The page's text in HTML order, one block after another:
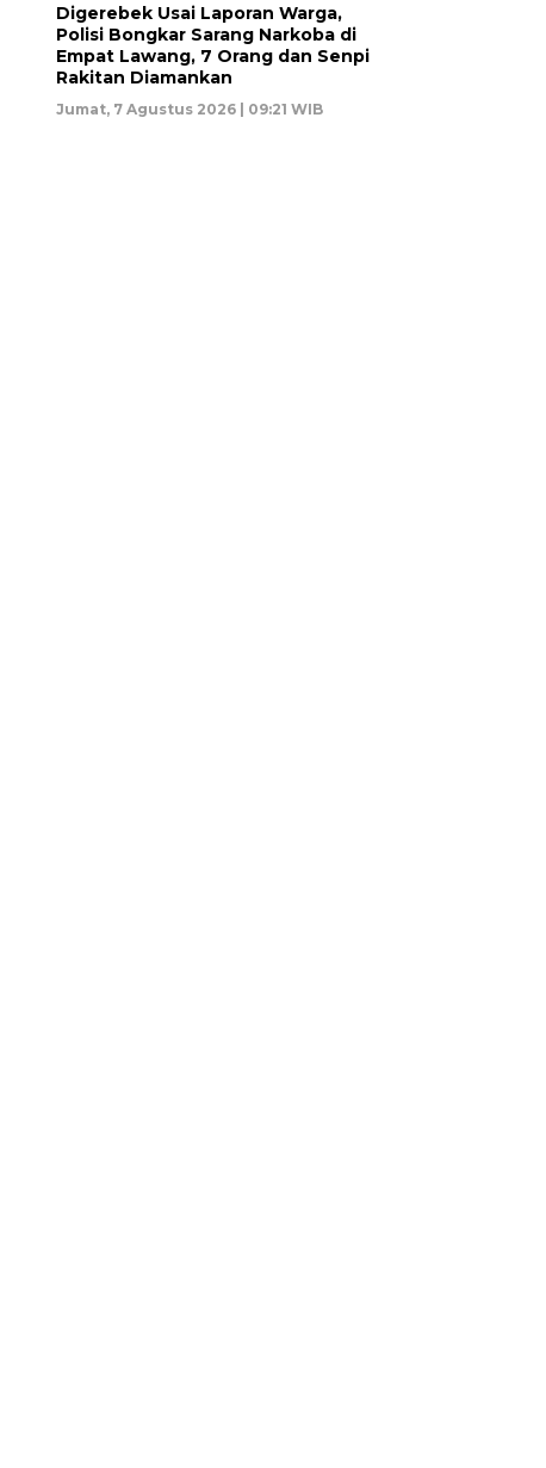
Digerebek Usai Laporan Warga,
Polisi Bongkar Sarang Narkoba di
Empat Lawang, 7 Orang dan Senpi
Rakitan Diamankan
Jumat, 7 Agustus 2026 | 09:21 WIB